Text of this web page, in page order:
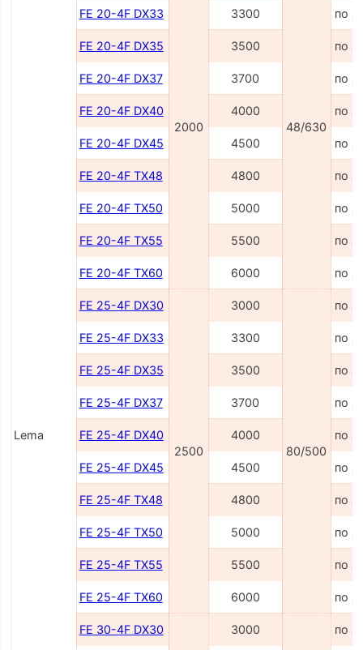
Lema
2000 48/630
FE 20-4F DX33 3300 по
FE 20-4F DX35 3500 по
FE 20-4F DX37 3700 по
FE 20-4F DX40 4000 по
FE 20-4F DX45 4500 по
FE 20-4F TX48 4800 по
FE 20-4F TX50 5000 по
FE 20-4F TX55 5500 по
FE 20-4F TX60 6000 по
FE 25-4F DX30
2500
3000
80/500
по
FE 25-4F DX33 3300 по
FE 25-4F DX35 3500 по
FE 25-4F DX37 3700 по
FE 25-4F DX40 4000 по
FE 25-4F DX45 4500 по
FE 25-4F TX48 4800 по
FE 25-4F TX50 5000 по
FE 25-4F TX55 5500 по
FE 25-4F TX60 6000 по
FE 30-4F DX30 3000 по